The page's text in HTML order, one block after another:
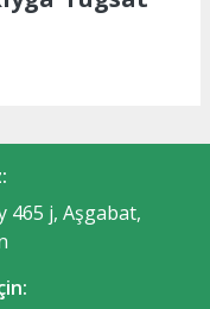
j, Aşgabat,